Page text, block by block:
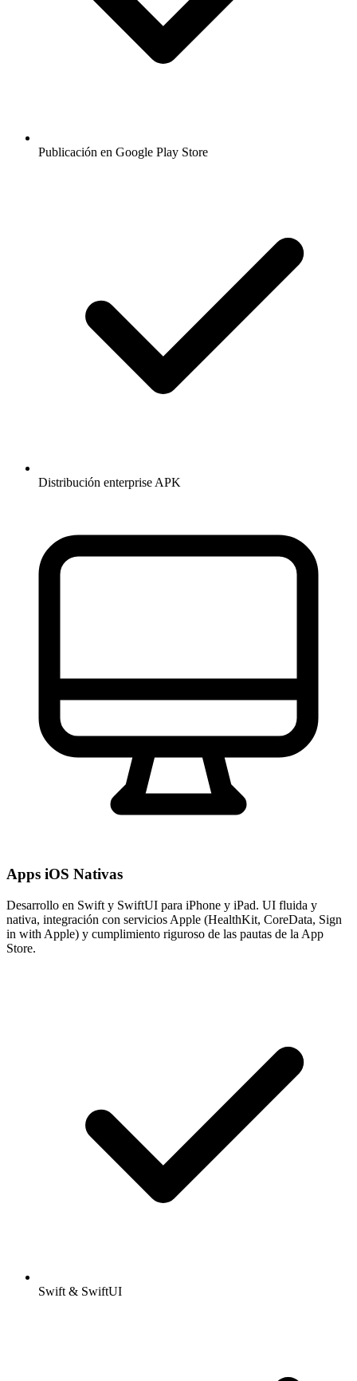
Publicación en Google Play Store
Distribución enterprise APK
Apps iOS Nativas
Desarrollo en Swift y SwiftUI para iPhone y iPad. UI fluida y
nativa, integración con servicios Apple (HealthKit, CoreData, Sign
in with Apple) y cumplimiento riguroso de las pautas de la App
Store.
Swift & SwiftUI